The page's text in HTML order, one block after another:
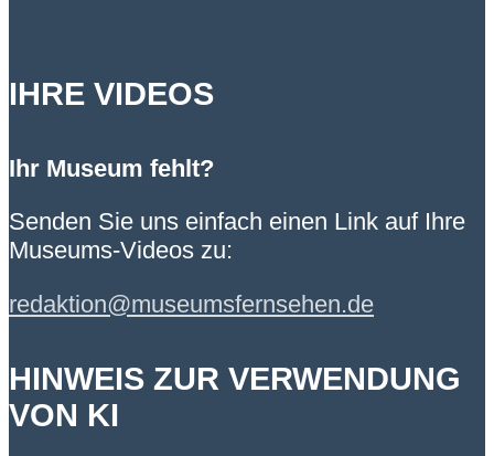
IHRE VIDEOS
Ihr Museum fehlt?
Senden Sie uns einfach einen Link auf Ihre
Museums-Videos zu:
redaktion@museumsfernsehen.de
HINWEIS ZUR VERWENDUNG
VON KI